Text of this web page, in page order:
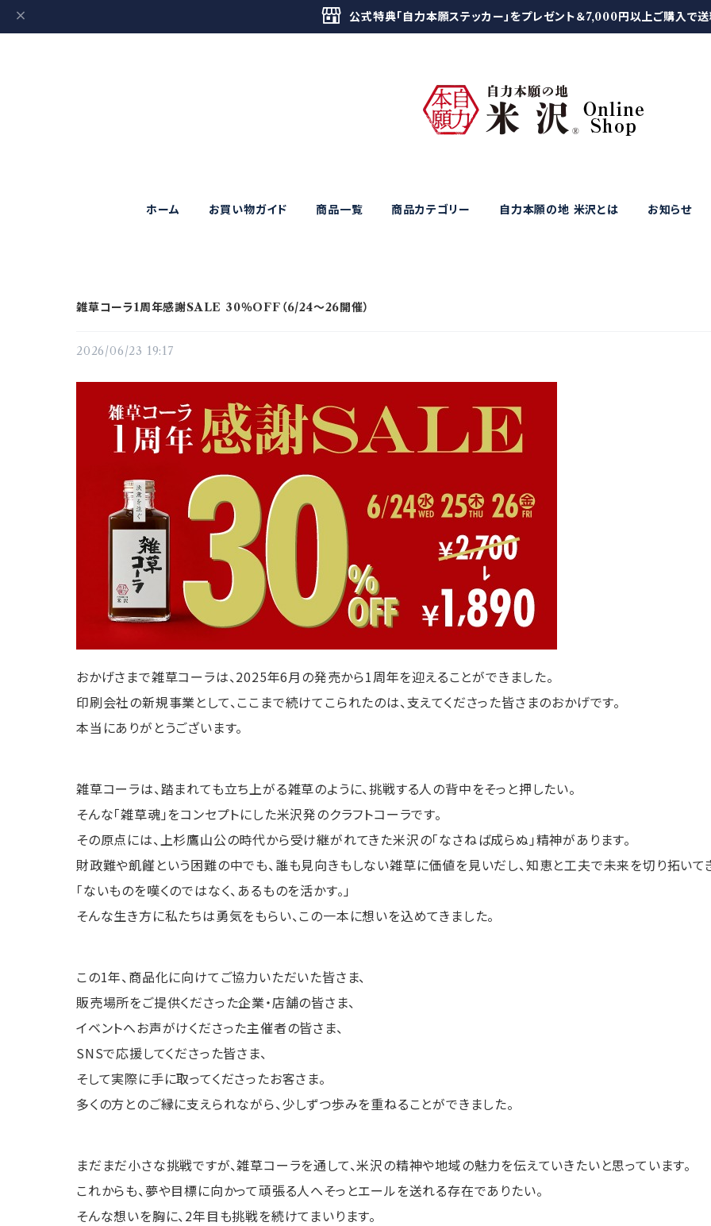
公式特典「自力本願ステッカー」をプレゼント＆7,000円以上ご購入で
ホーム お買い物ガイド 商品一覧 商品カテゴリー 自力本願の地 米沢とは お知らせ
雑草コーラ1周年感謝SALE 30％OFF（6/24～26開催）
2026/06/23 19:17
おかげさまで雑草コーラは、2025年6月の発売から1周年を迎えることができました。
印刷会社の新規事業として、ここまで続けてこられたのは、支えてくださった皆さまのおかげです。
本当にありがとうございます。
雑草コーラは、踏まれても立ち上がる雑草のように、挑戦する人の背中をそっと押したい。
そんな「雑草魂」をコンセプトにした米沢発のクラフトコーラです。
その原点には、上杉鷹山公の時代から受け継がれてきた米沢の「なさねば成らぬ」精神があります。
財政難や飢饉という困難の中でも、誰も見向きもしない雑草に価値を見いだし、知恵と工夫で未来を切り拓いて
「ないものを嘆くのではなく、あるものを活かす。」
そんな生き方に私たちは勇気をもらい、この一本に想いを込めてきました。
この1年、商品化に向けてご協力いただいた皆さま、
販売場所をご提供くださった企業・店舗の皆さま、
イベントへお声がけくださった主催者の皆さま、
SNSで応援してくださった皆さま、
そして実際に手に取ってくださったお客さま。
多くの方とのご縁に支えられながら、少しずつ歩みを重ねることができました。
まだまだ小さな挑戦ですが、雑草コーラを通して、米沢の精神や地域の魅力を伝えていきたいと思っています。
これからも、夢や目標に向かって頑張る人へそっとエールを送れる存在でありたい。
そんな想いを胸に、2年目も挑戦を続けてまいります。